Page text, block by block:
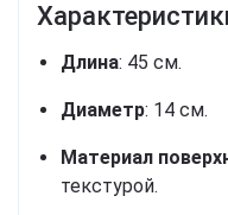
Длина: 45 см.
Диаметр: 14 см.
Материал
текстурой.